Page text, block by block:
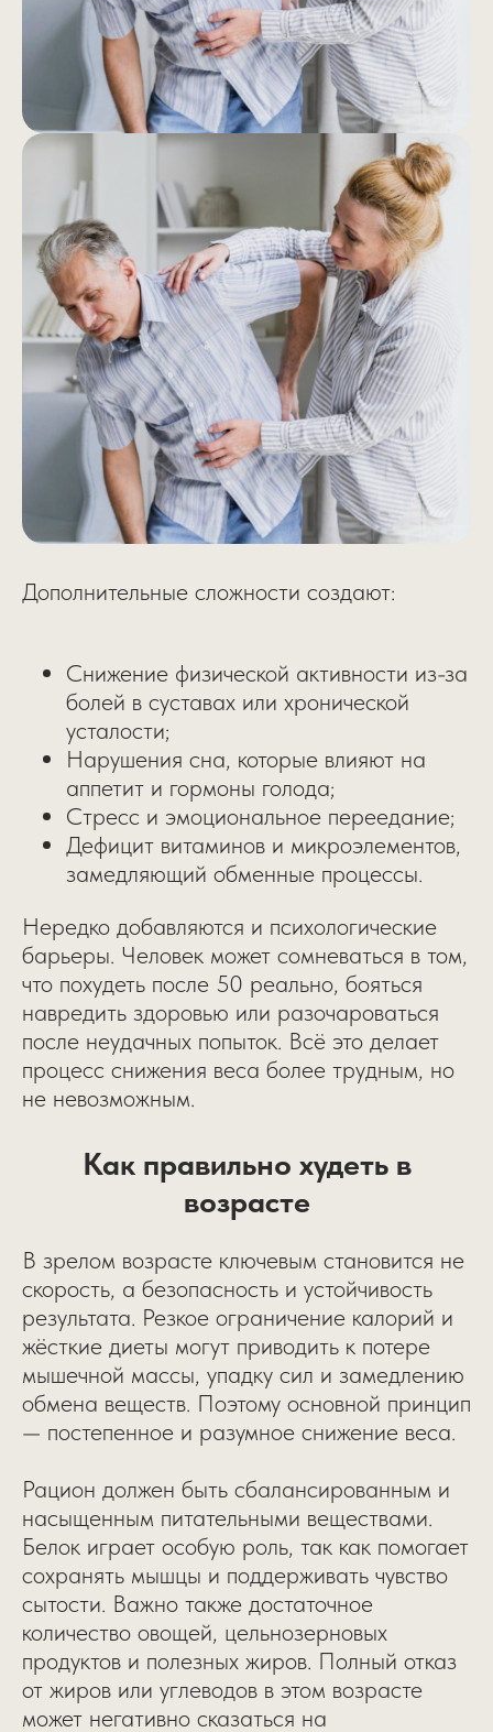
Дополнительные сложности создают:
Снижение физической активности из-за
болей в суставах или хронической
усталости;
Нарушения сна, которые влияют на
аппетит и гормоны голода;
Стресс и эмоциональное переедание;
Дефицит витаминов и микроэлементов,
замедляющий обменные процессы.
Нередко добавляются и психологические
барьеры. Человек может сомневаться в том,
что похудеть после 50 реально, бояться
навредить здоровью или разочароваться
после неудачных попыток. Всё это делает
процесс снижения веса более трудным, но
не невозможным.
Как правильно худеть в
возрасте
В зрелом возрасте ключевым становится не
скорость, а безопасность и устойчивость
результата. Резкое ограничение калорий и
жёсткие диеты могут приводить к потере
мышечной массы, упадку сил и замедлению
обмена веществ. Поэтому основной принцип
— постепенное и разумное снижение веса.
Рацион должен быть сбалансированным и
насыщенным питательными веществами.
Белок играет особую роль, так как помогает
сохранять мышцы и поддерживать чувство
сытости. Важно также достаточное
количество овощей, цельнозерновых
продуктов и полезных жиров. Полный отказ
от жиров или углеводов в этом возрасте
может негативно сказаться на